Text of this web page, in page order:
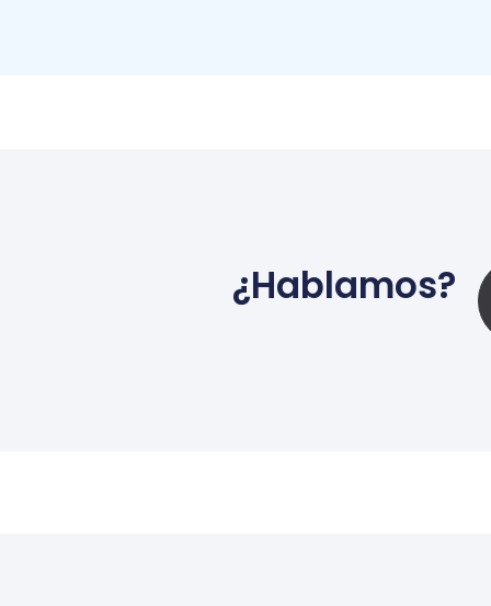
¿Hablamos?